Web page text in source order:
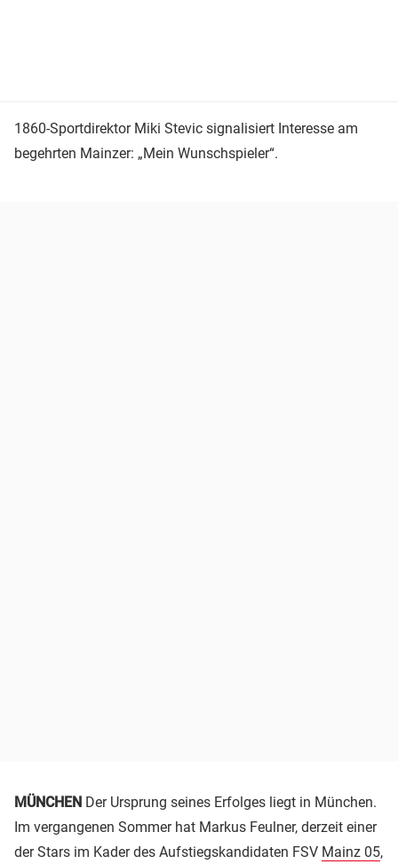
1860-Sportdirektor Miki Stevic signalisiert Interesse am
begehrten Mainzer: „Mein Wunschspieler“.
MÜNCHEN Der Ursprung seines Erfolges liegt in München.
Im vergangenen Sommer hat Markus Feulner, derzeit einer
der Stars im Kader des Aufstiegskandidaten FSV Mainz 05,